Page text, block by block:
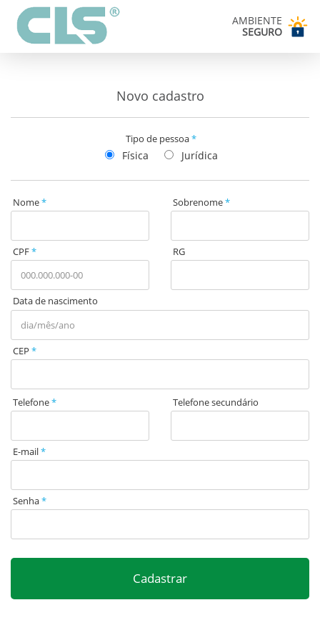
AMBIENTE
SEGURO
Novo cadastro
Tipo de pessoa
Física Jurídica
Nome Sobrenome
CPF RG
Data de nascimento
CEP
Telefone Telefone secundário
E-mail
Senha